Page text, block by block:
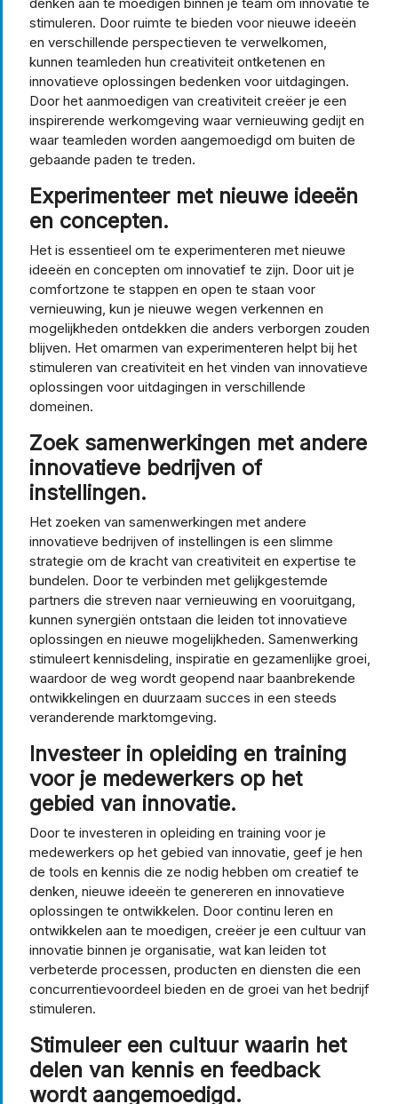
stimuleren. Door ruimte te bieden voor nieuwe ideeën
en verschillende perspectieven te verwelkomen,
kunnen teamleden hun creativiteit ontketenen en
innovatieve oplossingen bedenken voor uitdagingen.
Door het aanmoedigen van creativiteit creëer je een
inspirerende werkomgeving waar vernieuwing gedijt en
waar teamleden worden aangemoedigd om buiten de
gebaande paden te treden.
Experimenteer met nieuwe ideeën
en concepten.
Het is essentieel om te experimenteren met nieuwe
ideeën en concepten om innovatief te zijn. Door uit je
comfortzone te stappen en open te staan voor
vernieuwing, kun je nieuwe wegen verkennen en
mogelijkheden ontdekken die anders verborgen zouden
blijven. Het omarmen van experimenteren helpt bij het
stimuleren van creativiteit en het vinden van innovatieve
oplossingen voor uitdagingen in verschillende
domeinen.
Zoek samenwerkingen met andere
innovatieve bedrijven of
instellingen.
Het zoeken van samenwerkingen met andere
innovatieve bedrijven of instellingen is een slimme
strategie om de kracht van creativiteit en expertise te
bundelen. Door te verbinden met gelijkgestemde
partners die streven naar vernieuwing en vooruitgang,
kunnen synergiën ontstaan die leiden tot innovatieve
oplossingen en nieuwe mogelijkheden. Samenwerking
stimuleert kennisdeling, inspiratie en gezamenlijke groei,
waardoor de weg wordt geopend naar baanbrekende
ontwikkelingen en duurzaam succes in een steeds
veranderende marktomgeving.
Investeer in opleiding en training
voor je medewerkers op het
gebied van innovatie.
Door te investeren in opleiding en training voor je
medewerkers op het gebied van innovatie, geef je hen
de tools en kennis die ze nodig hebben om creatief te
denken, nieuwe ideeën te genereren en innovatieve
oplossingen te ontwikkelen. Door continu leren en
ontwikkelen aan te moedigen, creëer je een cultuur van
innovatie binnen je organisatie, wat kan leiden tot
verbeterde processen, producten en diensten die een
concurrentievoordeel bieden en de groei van het bedrijf
stimuleren.
Stimuleer een cultuur waarin het
delen van kennis en feedback
wordt aangemoedigd.